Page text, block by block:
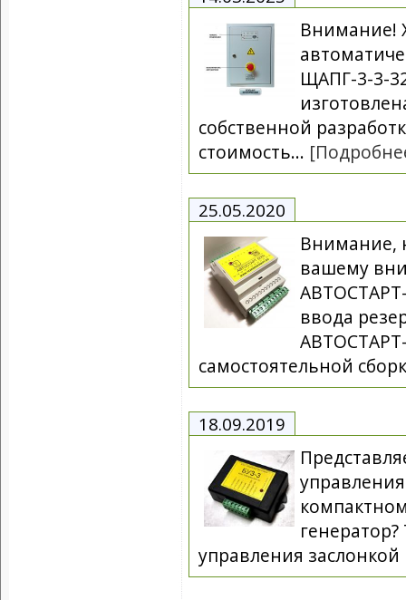
ЩАПГ-3-3-
собственной
стоимость...
25.05.2020
Внимание,
вашему
ввода
самостоятельной
18.09.2019
управления